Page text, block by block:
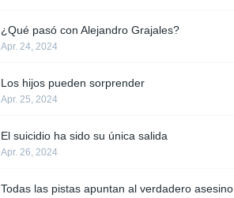
¿Qué pasó con Alejandro Grajales?
Apr. 24, 2024
Los hijos pueden sorprender
Apr. 25, 2024
El suicidio ha sido su única salida
Apr. 26, 2024
Todas las pistas apuntan al verdadero asesino